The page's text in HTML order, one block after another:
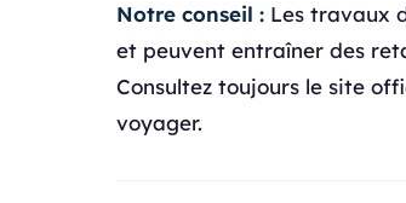
Notre conseil : Les travaux
et peuvent entraîner des
Consultez toujours le site
voyager.